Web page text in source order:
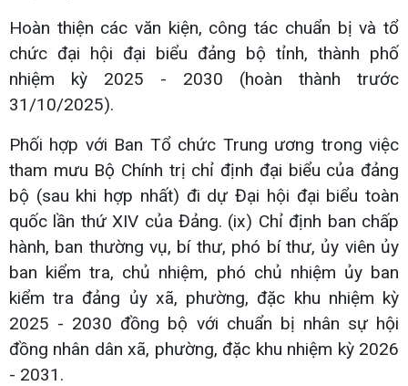
Hoàn thiện các văn kiện, công tác chuẩn bị và tổ
chức đại hội đại biểu đảng bộ tỉnh, thành phố
nhiệm kỳ 2025 - 2030 (hoàn thành trước
31/10/2025).
Phối hợp với Ban Tổ chức Trung ương trong việc
tham mưu Bộ Chính trị chỉ định đại biểu của đảng
bộ (sau khi hợp nhất) đi dự Đại hội đại biểu toàn
quốc lần thứ XIV của Đảng. (ix) Chỉ định ban chấp
hành, ban thường vụ, bí thư, phó bí thư, ủy viên ủy
ban kiểm tra, chủ nhiệm, phó chủ nhiệm ủy ban
kiểm tra đảng ủy xã, phường, đặc khu nhiệm kỳ
2025 - 2030 đồng bộ với chuẩn bị nhân sự hội
đồng nhân dân xã, phường, đặc khu nhiệm kỳ 2026
- 2031.